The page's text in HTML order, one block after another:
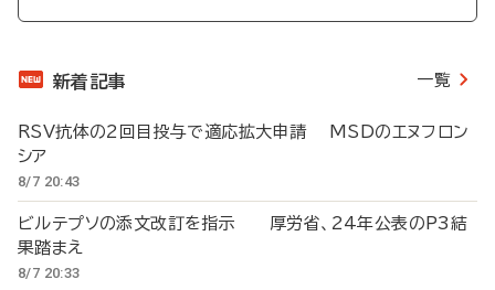
新着記事 一覧
RSV抗体の2回目投与で適応拡大申請 MSDのエヌフロン
シア
8/7 20:43
ビルテプソの添文改訂を指示 厚労省、24年公表のP3結
果踏まえ
8/7 20:33